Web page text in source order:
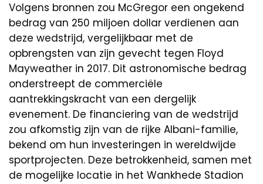
Volgens bronnen zou McGregor een ongekend
bedrag van 250 miljoen dollar verdienen aan
deze wedstrijd, vergelijkbaar met de
opbrengsten van zijn gevecht tegen Floyd
Mayweather in 2017. Dit astronomische bedrag
onderstreept de commerciële
aantrekkingskracht van een dergelijk
evenement. De financiering van de wedstrijd
zou afkomstig zijn van de rijke Albani-familie,
bekend om hun investeringen in wereldwijde
sportprojecten. Deze betrokkenheid, samen met
de mogelijke locatie in het Wankhede Stadion